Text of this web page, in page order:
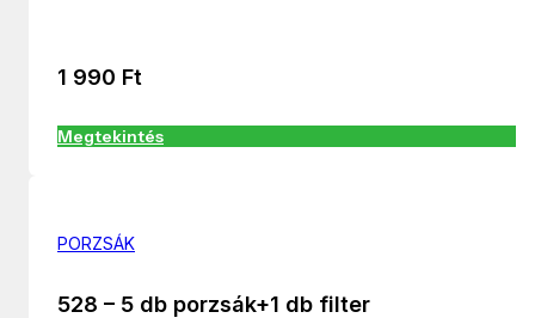
1 990 Ft
Megtekintés
PORZSÁK
528 – 5 db porzsák+1 db filter